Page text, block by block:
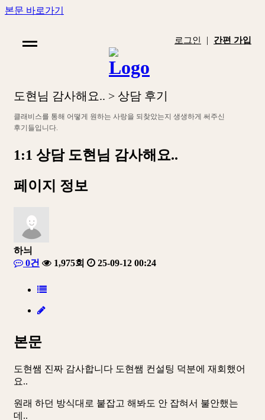
본문 바로가기
로그인 | 간편 가입
도현 님 감사해 요.. > 상담 후기
클래 비 스를 통해 어 떻게 원하는 사랑을 되 찾았는지 생생하게 써 주신
후기 들입 니 다.
1:1 상담 도현님 감사해요..
페이지 정보
하늬
0건
1,975회 25-09-12 00:24
본문
도현쌤 진짜 감사합니다 도현쌤 컨설팅 덕분에 재회했어
요..
원래 하던 방식대로 붙잡고 해봐도 안 잡혀서 불안했는
데..